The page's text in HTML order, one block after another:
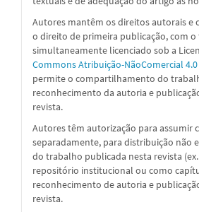
Autores mantêm os direitos autorais e
o direito de primeira publicação, com
simultaneamente licenciado sob a
Commons Atribuição-NãoComercial
permite o compartilhamento do
reconhecimento da autoria e
revista.
Autores têm autorização para assumir
separadamente, para distribuição não
do trabalho publicada nesta revista
repositório institucional ou como
reconhecimento de autoria e
revista.